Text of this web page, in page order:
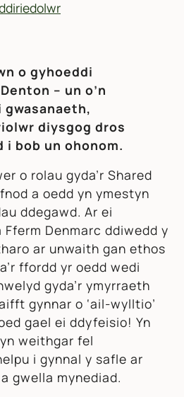
o gyhoeddi
– un o’n
diysgog dros
bob un ohonom.
o rolau gyda’r Shared
a oedd yn ymestyn
ddegawd. Ar ei
Denmarc ddiwedd y
ar unwaith gan ethos
ffordd yr oedd wedi
gyda’r ymyrraeth
gynnar o ‘ail-wylltio’
gael ei ddyfeisio! Yn
weithgar fel
i gynnal y safle ar
gwella mynediad.